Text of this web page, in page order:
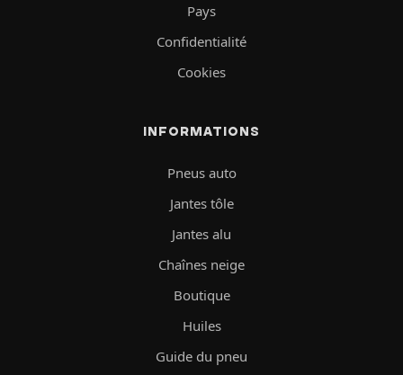
Pays
Confidentialité
Cookies
INFORMATIONS
Pneus auto
Jantes tôle
Jantes alu
Chaînes neige
Boutique
Huiles
Guide du pneu